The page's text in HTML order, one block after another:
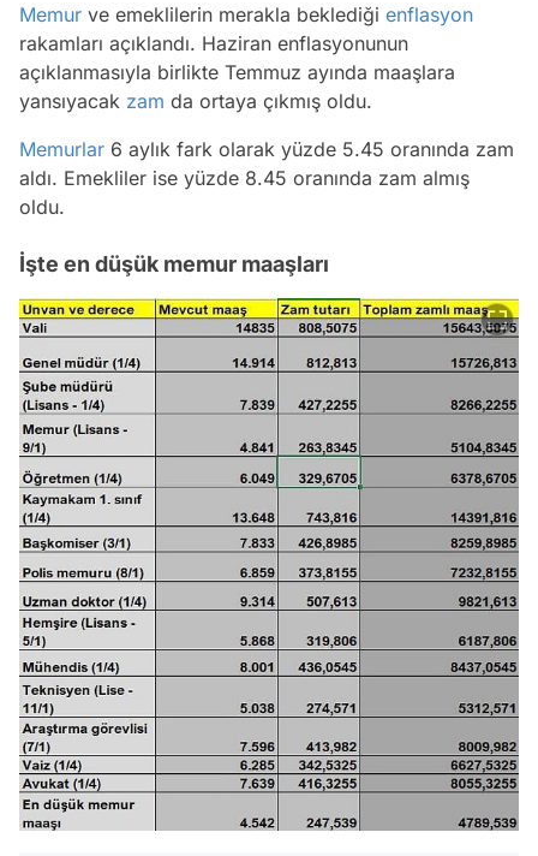
Memur ve emeklilerin merakla beklediği enflasyon
rakamları açıklandı. Haziran enflasyonunun
açıklanmasıyla birlikte Temmuz ayında maaşlara
yansıyacak zam da ortaya çıkmış oldu.
Memurlar 6 aylık fark olarak yüzde 5.45 oranında zam
aldı. Emekliler ise yüzde 8.45 oranında zam almış
oldu.
İşte en düşük memur maaşları